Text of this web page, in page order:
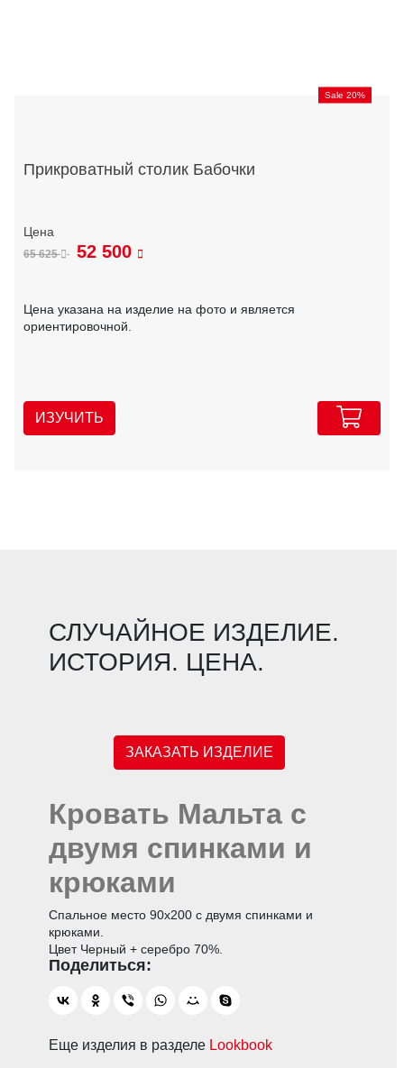
Sale 20%
Прикроватный столик Бабочки
65 625 52 500
Цена указана на изделие на фото и является
ориентировочной.
ИЗУЧИТЬ
СЛУЧАЙНОЕ ИЗДЕЛИЕ.
ИСТОРИЯ. ЦЕНА.
ЗАКАЗАТЬ ИЗДЕЛИЕ
Кровать Мальта с
двумя спинками и
крюками
Спальное место 90х200 с двумя спинками и
крюками.
Цвет Черный + серебро 70%.
Еще изделия в разделе Lookbook